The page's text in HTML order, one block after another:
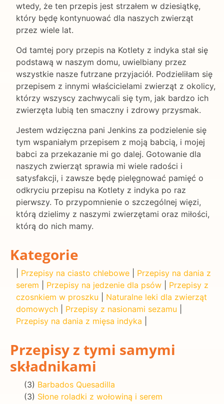
wtedy, że ten przepis jest strzałem w dziesiątkę,
który będę kontynuować dla naszych zwierząt
przez wiele lat.
Od tamtej pory przepis na Kotlety z indyka stał się
podstawą w naszym domu, uwielbiany przez
wszystkie nasze futrzane przyjaciół. Podzieliłam się
przepisem z innymi właścicielami zwierząt z okolicy,
którzy wszyscy zachwycali się tym, jak bardzo ich
zwierzęta lubią ten smaczny i zdrowy przysmak.
Jestem wdzięczna pani Jenkins za podzielenie się
tym wspaniałym przepisem z moją babcią, i mojej
babci za przekazanie mi go dalej. Gotowanie dla
naszych zwierząt sprawia mi wiele radości i
satysfakcji, i zawsze będę pielęgnować pamięć o
odkryciu przepisu na Kotlety z indyka po raz
pierwszy. To przypomnienie o szczególnej więzi,
którą dzielimy z naszymi zwierzętami oraz miłości,
którą do nich mamy.
Kategorie
Przepisy na ciasto chlebowe
Przepisy na dania z
serem
Przepisy na jedzenie dla psów
Przepisy z
czosnkiem w proszku
Naturalne leki dla zwierząt
domowych
Przepisy z nasionami sezamu
Przepisy na dania z mięsa indyka
Przepisy z tymi samymi
składnikami
(3) Barbados Quesadilla
(3) Słone roladki z wołowiną i serem